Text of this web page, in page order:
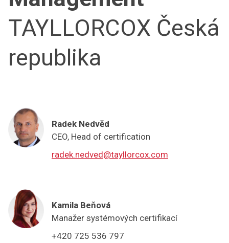
TAYLLORCOX Česká
republika
Radek Nedvěd
CEO, Head of certification
radek.nedved@tayllorcox.com
Kamila Beňová
Manažer systémových certifikací
+420 725 536 797